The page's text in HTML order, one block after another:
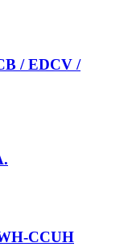
/ EDCV /
CCUH